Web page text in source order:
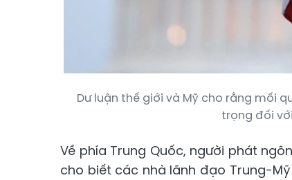
Dư luận thế giới và Mỹ cho rằng mối
trọng đối
Về phía Trung Quốc, người phát
cho biết các nhà lãnh đạo Trung-